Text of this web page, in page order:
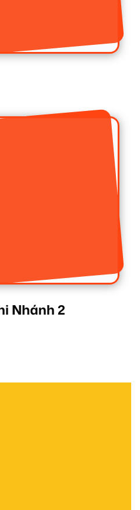
Nhánh 2